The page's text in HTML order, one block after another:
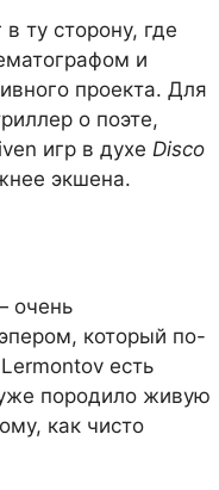
ту сторону, где
и
проекта. Для
о поэте,
игр в духе Disco
экшена.
очень
который по-
есть
породило живую
как чисто